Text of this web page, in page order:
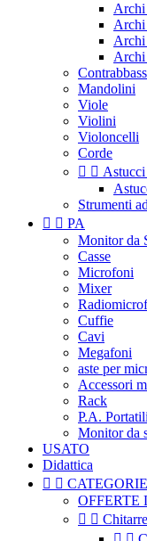
Archi
Archi
Mandolini
Viole
Violini
Violoncelli
Corde
 
Strumenti
  PA
Monitor da
Casse
Microfoni
Mixer
Cuffie
Cavi
Megafoni
aste per
Accessori
Rack
P.A. Portatili
Monitor da
USATO
Didattica
  CATEGORIE
OFFERTE
 